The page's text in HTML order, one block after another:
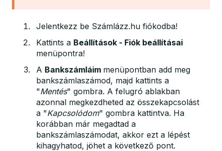
Jelentkezz be Számlázz.hu fiókodba!
Kattints a Beállítások - Fiók beállításai
menüpontra!
A Bankszámláim menüpontban add meg
bankszámlaszámod, majd kattints a
"Mentés" gombra. A felugró ablakban
azonnal megkezdheted az összekapcsolást
a "Kapcsolódom" gombra kattintva. Ha
korábban már megadtad a
bankszámlaszámodat, akkor ezt a lépést
kihagyhatod, jöhet a következő pont.